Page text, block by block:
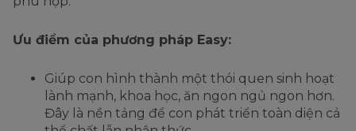
Ưu điểm của phương pháp Easy:
Giúp con hình thành một thói quen sinh hoạt
lành mạnh, khoa học, ăn ngon ngủ ngon hơn.
Đây là nền tảng để con phát triển toàn diện cả